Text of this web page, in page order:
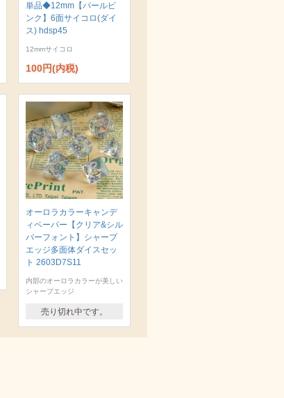
単品◆12mm【パールピ
ンク】6面サイコロ(ダイ
ス) hdsp45
12mmサイコロ
100円(内税)
オーロラカラーキャンデ
ィペーパー【クリア&シル
バーフォント】シャープ
エッジ多面体ダイスセッ
ト 2603D7S11
内部のオーロラカラーが美しい
シャープエッジ
売り切れ中です。